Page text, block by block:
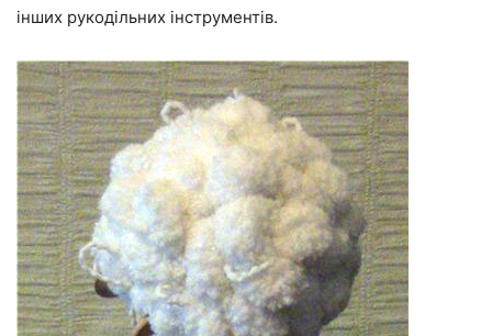
інших рукодільних інструментів.